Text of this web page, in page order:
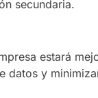
secundaria.
estará
datos y